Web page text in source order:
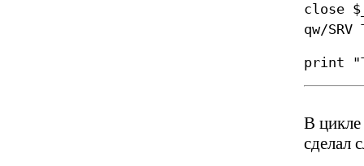
close
qw/SRV
print
В цикле
сделал